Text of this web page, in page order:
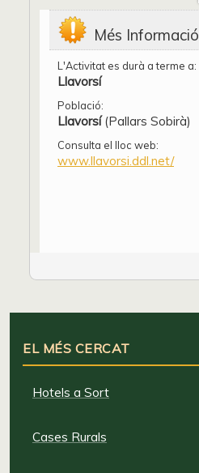
Més Informació
L'Activitat es durà a terme a:
Llavorsí
Població:
Llavorsí(Pallars Sobirà)
Consulta el lloc web:
www.llavorsi.ddl.net/
EL MÉS CERCAT
Hotels a Sort
Cases Rurals